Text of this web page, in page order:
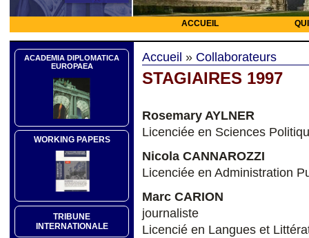
ACCUEIL
ACADEMIA DIPLOMATICA
EUROPAEA
WORKING PAPERS
TRIBUNE
INTERNATIONALE
Accueil » Collaborateurs
STAGIAIRES 1997
Rosemary AYLNER
Licenciée en Sciences
Nicola CANNAROZZI
Licenciée en Administration
Marc CARION
journaliste
Licencié en Langues et